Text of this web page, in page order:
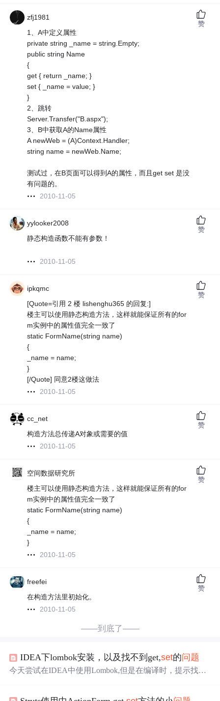
zfj1981
1、A中定义属性
private string _name = string.Empty;
public string Name
{
get { return _name; }
set { _name = value; }
}
2、跳转
Server.Transfer("B.aspx");
3、B中获取A的Name属性
A newWeb = (A)Context.Handler;
string name = newWeb.Name;
测试过，在B页面可以得到A的属性，而且get set 是没
有问题的。
2010-11-05
赞
yylooker2008
静态构造函数不能有参数！
2010-11-05
赞
ipkqmc
[Quote=引用 2 楼 lishenghu365 的回复:]
楼主可以使用静态构造方法，这样就能保证所有的for
m实例中的属性值完全一致了
static FormName(string name)
{
_name = name;
}
[/Quote] 同意2楼这做法
2010-11-05
赞
cc_net
构造方法总传递A对象或需要的值
2010-11-05
赞
空间数据研究所
楼主可以使用静态构造方法，这样就能保证所有的for
m实例中的属性值完全一致了
static FormName(string name)
{
_name = name;
}
2010-11-05
赞
freefei
在构造方法里初始化。
2010-11-05
赞
——到底了——
IDEA下lombok安装，以及找不到get,set的问题
今天尝试在IDEA中使用Lombok,但是在编译时，提示找不